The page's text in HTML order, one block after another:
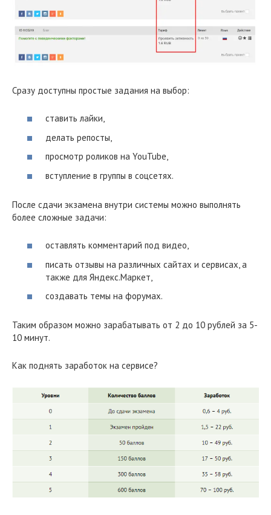
Сразу доступны простые задания на выбор:
ставить лайки,
делать репосты,
просмотр роликов на YouTube,
вступление в группы в соцсетях.
После сдачи экзамена внутри системы можно выполнять
более сложные задачи:
оставлять комментарий под видео,
писать отзывы на различных сайтах и сервисах, а
также для Яндекс.Маркет,
создавать темы на форумах.
Таким образом можно зарабатывать от 2 до 10 рублей за 5-
10 минут.
Как поднять заработок на сервисе?